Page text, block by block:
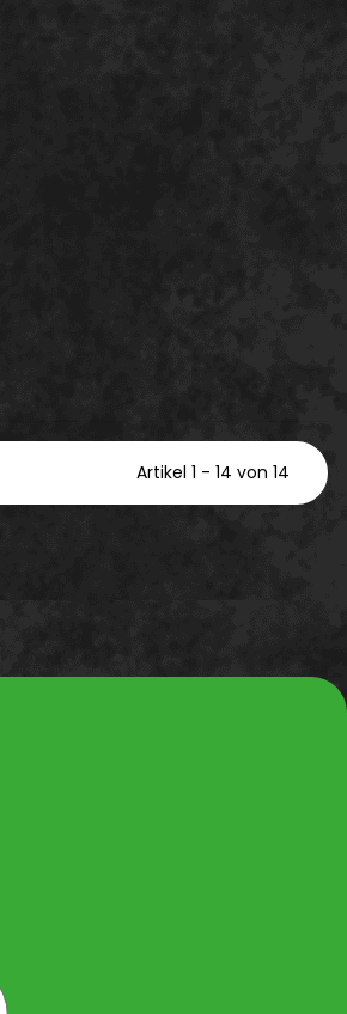
Artikel 1 - 14 von 14